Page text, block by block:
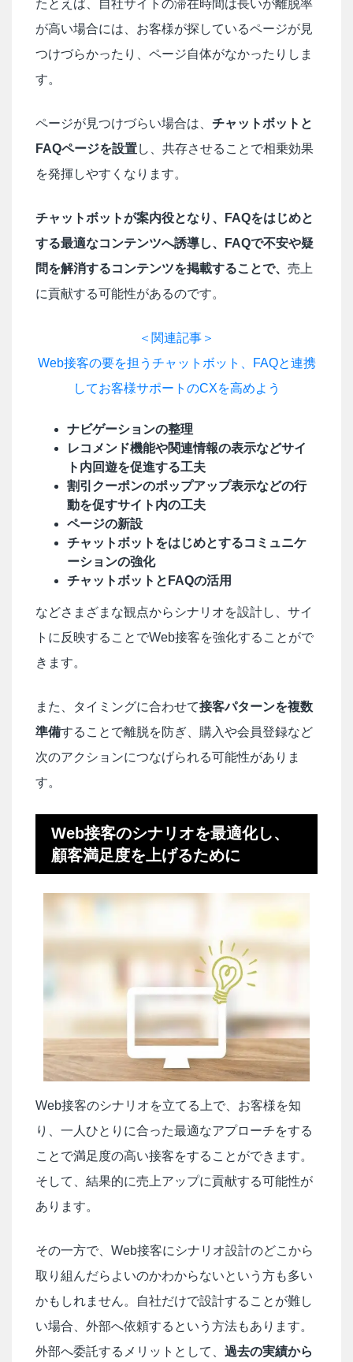
たとえば、自社サイトの滞在時間は長いが離脱率
が高い場合には、お客様が探しているページが見
つけづらかったり、ページ自体がなかったりしま
す。
ページが見つけづらい場合は、 チャットボットと
FAQページを設置し、共存させることで相乗効果
を発揮しやすくなります。
チャットボットが案内役となり、FAQをはじめと
する最適なコンテンツへ誘導し、FAQで不安や疑
問を解消するコンテンツを掲載することで、 売上
に貢献する可能性があるのです。
＜関連記事＞
Web接客の要を担うチャットボット、FAQと連携
してお客様サポートのCXを高めよう
ナビゲーションの整理
レコメンド機能や関連情報の表示などサイ
ト内回遊を促進する工夫
割引クーポンのポップアップ表示などの行
動を促すサイト内の工夫
ページの新設
チャットボットをはじめとするコミュニケ
ーションの強化
チャットボットとFAQの活用
などさまざまな観点からシナリオを設計し、サイ
トに反映することでWeb接客を強化することがで
きます。
また、タイミングに合わせて接客パターンを複数
準備することで離脱を防ぎ、購入や会員登録など
次のアクションにつなげられる可能性がありま
す。
Web接客のシナリオを最適化し、
顧客満足度を上げるために
Web接客のシナリオを立てる上で、お客様を知
り、一人ひとりに合った最適なアプローチをする
ことで満足度の高い接客をすることができます。
そして、結果的に売上アップに貢献する可能性が
あります。
その一方で、Web接客にシナリオ設計のどこから
取り組んだらよいのかわからないという方も多い
かもしれません。自社だけで設計することが難し
い場合、外部へ依頼するという方法もあります。
外部へ委託するメリットとして、 過去の実績から